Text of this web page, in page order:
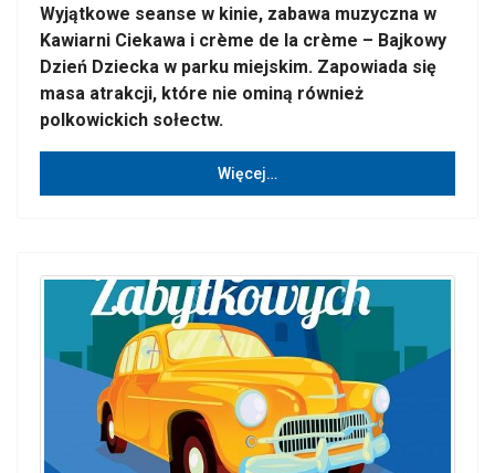
Wyjątkowe seanse w kinie, zabawa muzyczna w
Kawiarni Ciekawa i crème de la crème – Bajkowy
Dzień Dziecka w parku miejskim. Zapowiada się
masa atrakcji, które nie ominą również
polkowickich sołectw.
Więcej…